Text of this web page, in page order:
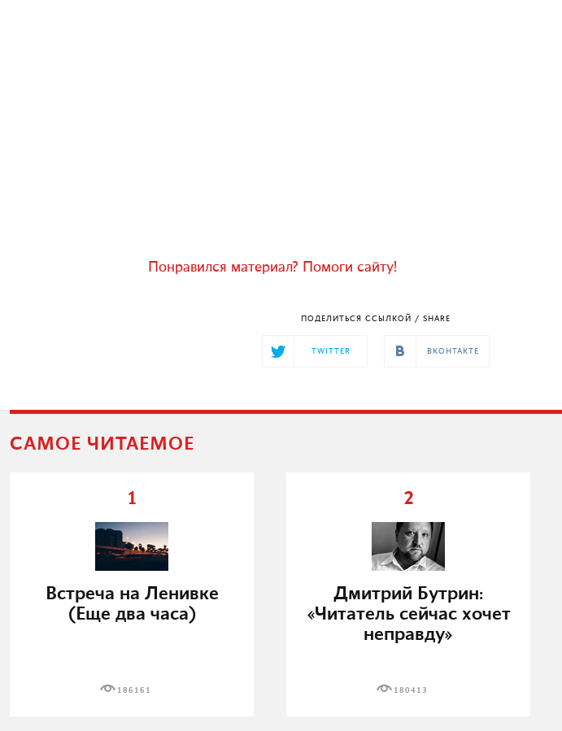
Понравился материал? Помоги сайту!
ПОДЕЛИТЬСЯ ССЫЛКОЙ / SHARE
TWITTER ВКОНТАКТЕ
САМОЕ ЧИТАЕМОЕ
1
Встреча на Ленивке
(Еще два часа)
186161
2
Дмитрий Бутрин:
«Читатель сейчас хочет
неправду»
180413